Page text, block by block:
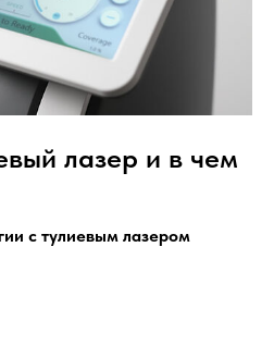
лазер и в чем
с тулиевым лазером